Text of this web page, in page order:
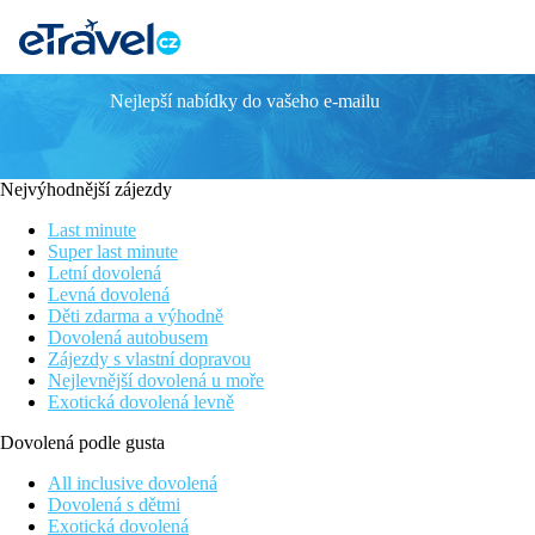
St. George Lycabettus Lifestyle
Atraktivní poloha u centra města
Dechberoucí výhled do okolí
Terasa s bazénem
Wi-Fi připojení k internetu
Obecný popis:
Z hotelu se můžete dostat k následujícím turistickým
stanoviště taxi a také autobusová zastávka. Mezinárodní letiště
Vybavení:
Tento 7podlažní hotelSt. George Lycabettus Lifestyle,
blaho hostů se stará restaurace (klimatizovaná). Den plný
zdarma. Pokojový servis, služba praní prádla, služba žehlení
Bazén:
K venkovnímu vybavení hotelu patří bazén se sladkou vodou
Nejlepší nabídky do vašeho e-mailu
Nejvýhodnější zájezdy
Last minute
Super last minute
Letní dovolená
Levná dovolená
Děti zdarma a výhodně
Dovolená autobusem
Zájezdy s vlastní dopravou
Nejlevnější dovolená u moře
Exotická dovolená levně
Dovolená podle gusta
All inclusive dovolená
Dovolená s dětmi
Exotická dovolená